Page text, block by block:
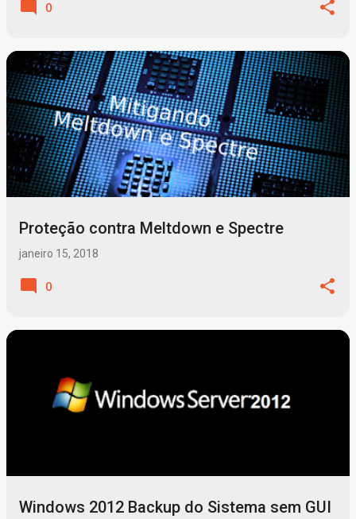
0
Proteção contra Meltdown e Spectre
janeiro 15, 2018
0
Windows 2012 Backup do Sistema sem GUI